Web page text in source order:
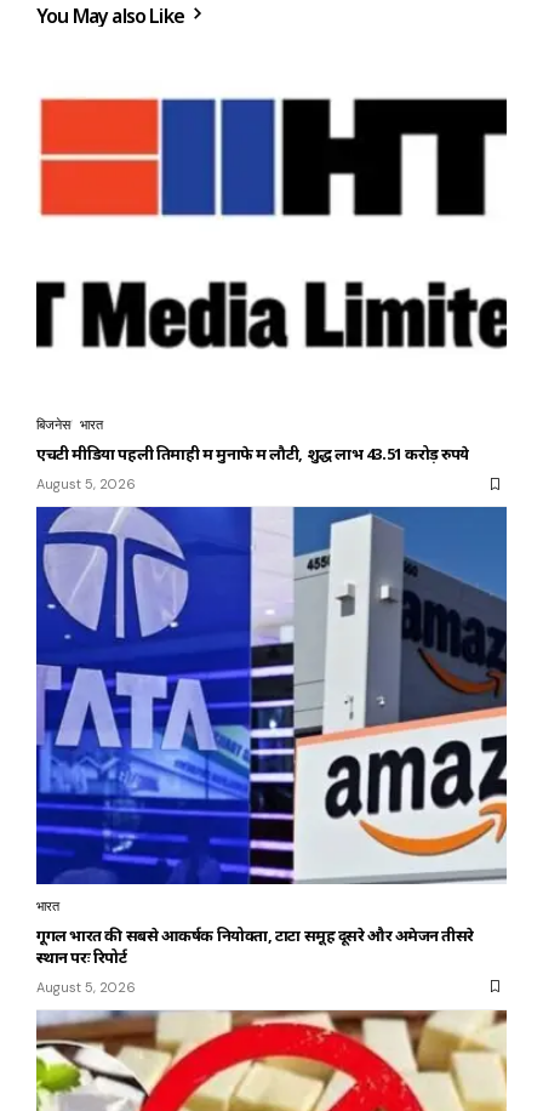
You May also Like
बिजनेस भारत
एचटी मीडिया पहली तिमाही में मुनाफे में लौटी, शुद्ध लाभ 43.51 करोड़ रुपये
August 5, 2026
भारत
गूगल भारत की सबसे आकर्षक नियोक्ता, टाटा समूह दूसरे और अमेजन तीसरे
स्थान परः रिपोर्ट
August 5, 2026